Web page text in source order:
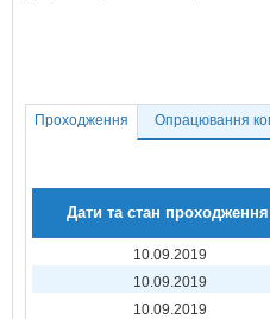
Проходження Опрацювання
Дати та стан
10.09.2019
10.09.2019
10.09.2019